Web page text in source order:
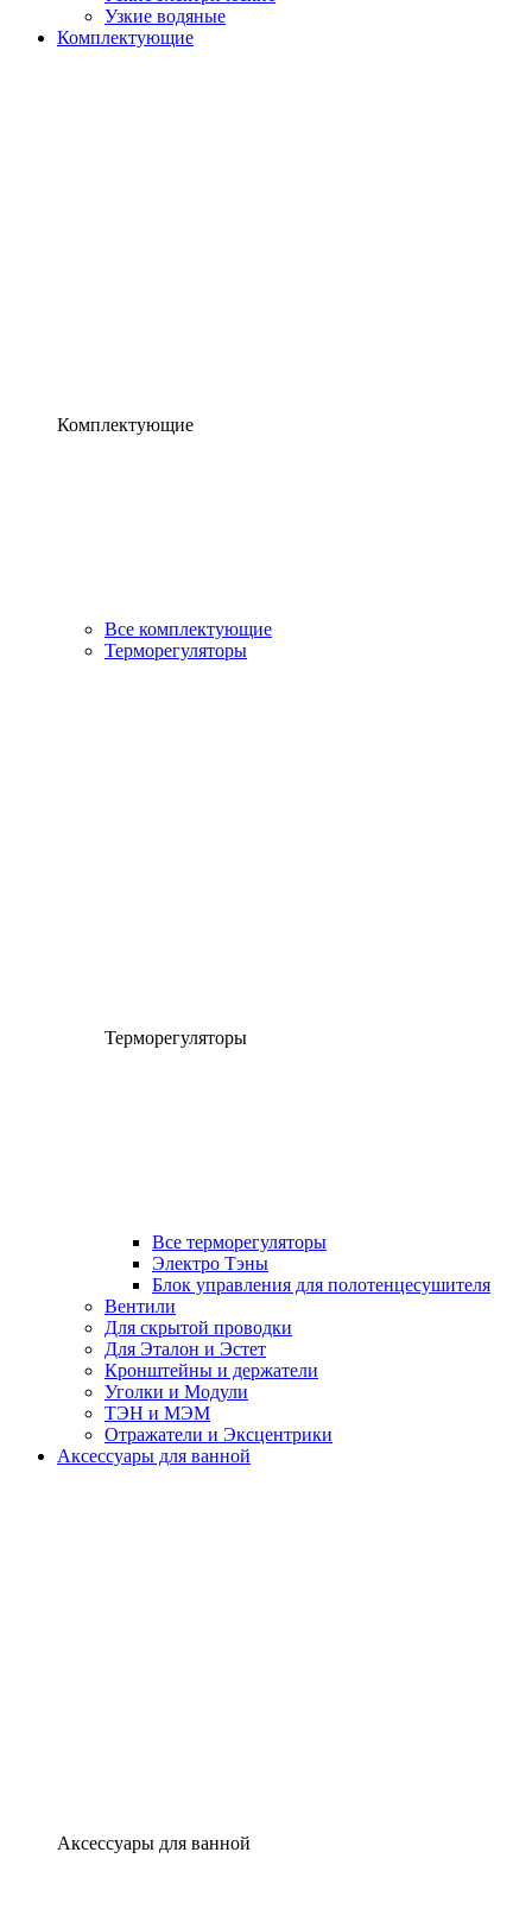
Узкие водяные
Комплектующие
Комплектующие
Все комплектующие
Терморегуляторы
Терморегуляторы
Все терморегуляторы
Электро Тэны
Блок управления для полотенцесушителя
Вентили
Для скрытой проводки
Для Эталон и Эстет
Кронштейны и держатели
Уголки и Модули
ТЭН и МЭМ
Отражатели и Эксцентрики
Аксессуары для ванной
Аксессуары для ванной